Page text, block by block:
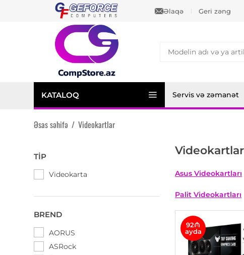
Əlaqə Geri zəng
KATALOQ Servis və zəmanət
Əsas səhifə / Videokartlar
TIP
Videokarta
BREND
AORUS
ASRock
Videokartlar
Asus Videokartları
Palit Videokartları
92₼
ayda